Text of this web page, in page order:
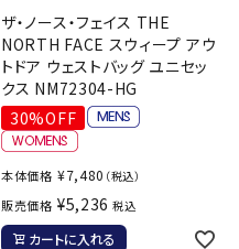
ザ・ノース・フェイス THE
NORTH FACE スウィープ アウ
トドア ウェストバッグ ユニセッ
クス NM72304-HG
30%OFF
本体価格 ¥7,480 （税込）
販売価格 ¥5,236 税込
カートに入れる